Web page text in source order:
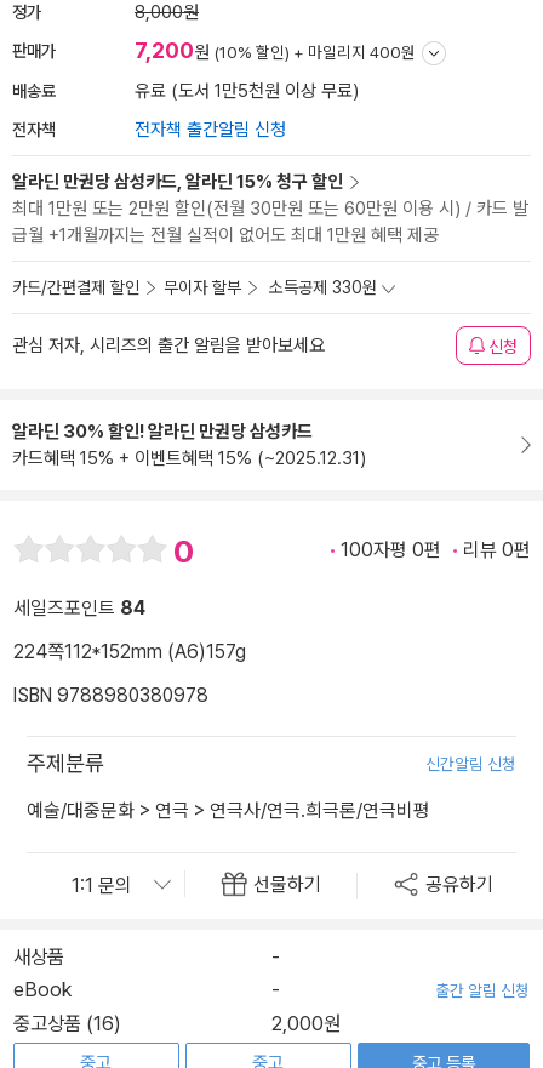
정가 8,000원
판매가 7,200원 (10% 할인) + 마일리지 400원
배송료 유료 (도서 1만5천원 이상 무료)
전자책 전자책 출간알림 신청
알라딘 만권당 삼성카드, 알라딘 15% 청구 할인
최대 1만원 또는 2만원 할인(전월 30만원 또는 60만원 이용 시) / 카드 발
급월 +1개월까지는 전월 실적이 없어도 최대 1만원 혜택 제공
카드/간편결제 할인 무이자 할부 소득공제 330원
관심 저자, 시리즈의 출간 알림을 받아보세요 신청
알라딘 30% 할인! 알라딘 만권당 삼성카드
카드혜택 15% + 이벤트혜택 15% (~2025.12.31)
0 100자평 0편 리뷰 0편
세일즈포인트 84
224쪽112*152mm (A6)157g
ISBN 9788980380978
주제분류 신간알림 신청
예술/대중문화 > 연극 > 연극사/연극.희극론/연극비평
선물하기 공유하기
새상품
-
eBook
- 출간 알림 신청
중고상품 (16) 2,000원
중고
중고
중고 등록